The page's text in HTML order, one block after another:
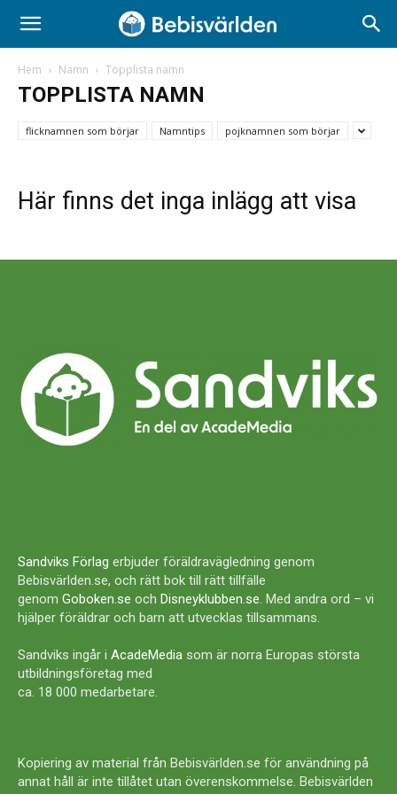
Hem Namn Topplista namn
TOPPLISTA NAMN
flicknamnen som börjar Namntips pojknamnen som börjar
Här finns det inga inlägg att visa
Sandviks Förlag erbjuder föräldravägledning genom
Bebisvärlden.se, och rätt bok till rätt tillfälle
genom Goboken.se och Disneyklubben.se. Med andra ord – vi
hjälper föräldrar och barn att utvecklas tillsammans.
Sandviks ingår i AcadeMedia som är norra Europas största
utbildningsföretag med
ca. 18 000 medarbetare.
Kopiering av material från Bebisvärlden.se för användning på
annat håll är inte tillåtet utan överenskommelse. Bebisvärlden